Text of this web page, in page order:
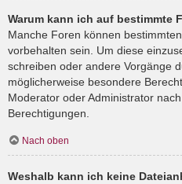
Warum kann ich auf bestimmte
Manche Foren können
vorbehalten sein. Um diese
schreiben oder andere Vorgänge
möglicherweise besondere
Moderator oder Administrator
Berechtigungen.
Nach oben
Weshalb kann ich keine